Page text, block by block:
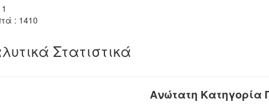
: 1410
Στατιστικά
Ανώτατη Κατηγορία